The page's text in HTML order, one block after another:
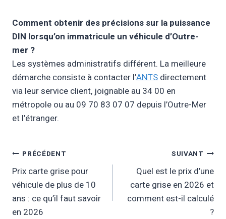
Comment obtenir des précisions sur la puissance
DIN lorsqu’on immatricule un véhicule d’Outre-
mer ?
Les systèmes administratifs différent. La meilleure
démarche consiste à contacter l’ANTS directement
via leur service client, joignable au 34 00 en
métropole ou au 09 70 83 07 07 depuis l’Outre-Mer
et l’étranger.
Navigation
De
L’article
PRÉCÉDENT
Prix carte grise pour
véhicule de plus de 10
ans : ce qu’il faut savoir
en 2026
SUIVANT
Quel est le prix d’une
carte grise en 2026 et
comment est-il calculé
?